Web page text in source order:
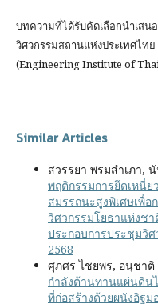
บทความที่ได้รับคัดเลือกนำเสน
วิศวกรรมสถานแห่งประเทศไท
(Engineering Institute of
Similar Articles
สวรรยา พรมสำเภา,
พฤติกรรมการยึดเหนี่
สมรรถนะสูงพิเศษเพื่อ
วิศวกรรมโยธาแห่งชา
ประกอบการประชุมวิ
2568
ศุภศร ไชยพร, อนุชา
กำลังต้านทานแผ่นดิน
ที่ก่อสร้างด้วยผนังอิฐม